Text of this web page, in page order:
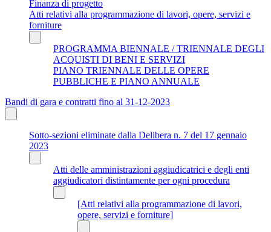
Finanza di progetto
Atti relativi alla programmazione di lavori, opere, servizi e
forniture
PROGRAMMA BIENNALE / TRIENNALE DEGLI
ACQUISTI DI BENI E SERVIZI
PIANO TRIENNALE DELLE OPERE
PUBBLICHE E PIANO ANNUALE
Bandi di gara e contratti fino al 31-12-2023
Sotto-sezioni eliminate dalla Delibera n. 7 del 17 gennaio
2023
Atti delle amministrazioni aggiudicatrici e degli enti
aggiudicatori distintamente per ogni procedura
[Atti relativi alla programmazione di lavori,
opere, servizi e forniture]